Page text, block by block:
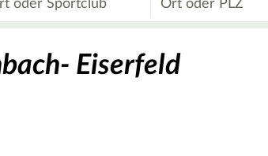
Eiserfeld